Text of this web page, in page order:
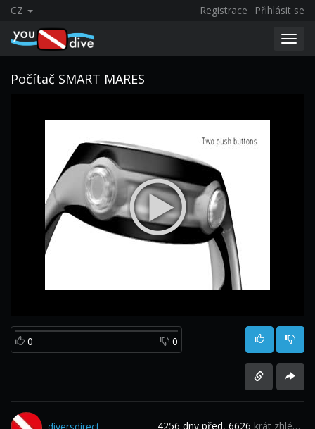
CZ Registrace Přihlásit se
Počítač SMART MARES
0 0
4256 dny před, 6626 krát zhlédnuto